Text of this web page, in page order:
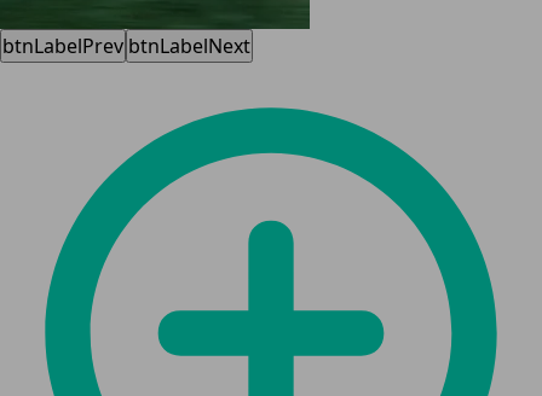
btnLabelPrev btnLabelNext